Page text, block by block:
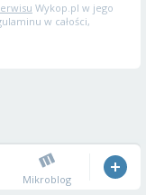
Wykop.pl w jego
w całości,
Mikroblog